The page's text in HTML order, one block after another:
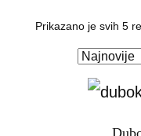
Prikazano je svih 5